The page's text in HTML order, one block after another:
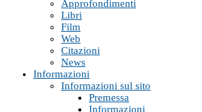
Approfondimenti
Libri
Film
Web
Citazioni
News
Informazioni
Informazioni sul sito
Premessa
Informazioni